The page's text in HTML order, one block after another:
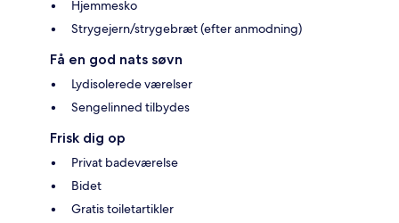
Hjemmesko
Strygejern/strygebræt (efter anmodning)
Få en god nats søvn
Lydisolerede værelser
Sengelinned tilbydes
Frisk dig op
Privat badeværelse
Bidet
Gratis toiletartikler